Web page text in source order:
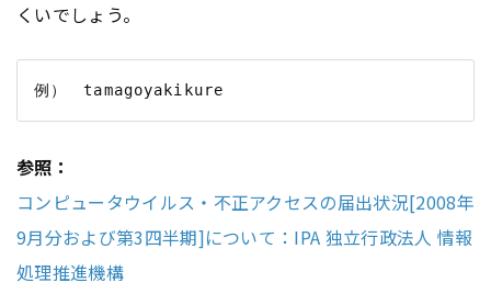
くいでしょう。
参照：
コンピュータウイルス・不正アクセスの届出状況[2008年
9月分および第3四半期]について：IPA 独立行政法人 情報
処理推進機構